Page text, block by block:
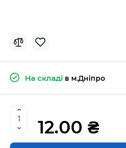
На складі в м.Дніпро
12.00 ₴